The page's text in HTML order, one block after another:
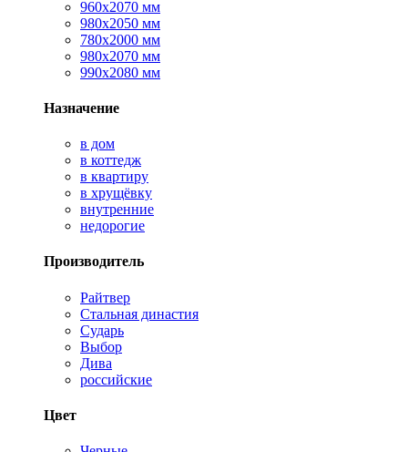
960х2070 мм
980х2050 мм
780х2000 мм
980х2070 мм
990х2080 мм
Назначение
в дом
в коттедж
в квартиру
в хрущёвку
внутренние
недорогие
Производитель
Райтвер
Стальная династия
Сударь
Выбор
Дива
российские
Цвет